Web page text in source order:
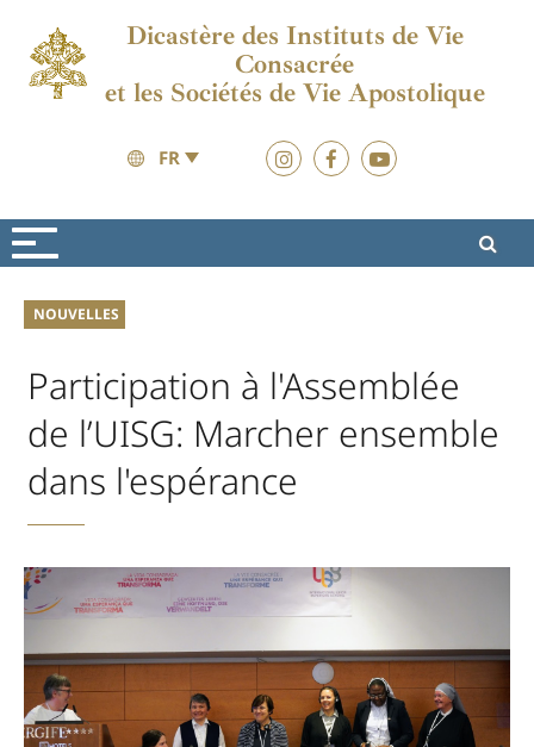
Dicastère des Instituts de Vie
Consacrée
et les Sociétés de Vie Apostolique
FR
Nouvelles
NOUVELLES
Participation à l'Assemblée
de l’UISG: Marcher ensemble
dans l'espérance